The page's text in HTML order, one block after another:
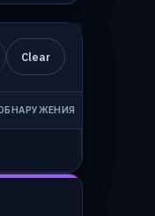
Clear